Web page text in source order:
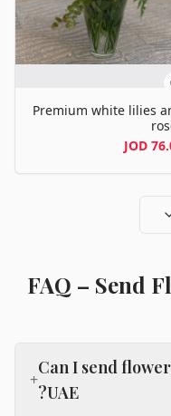
Premium white lilies
FAQ – Send
Can I send
UAE?
+